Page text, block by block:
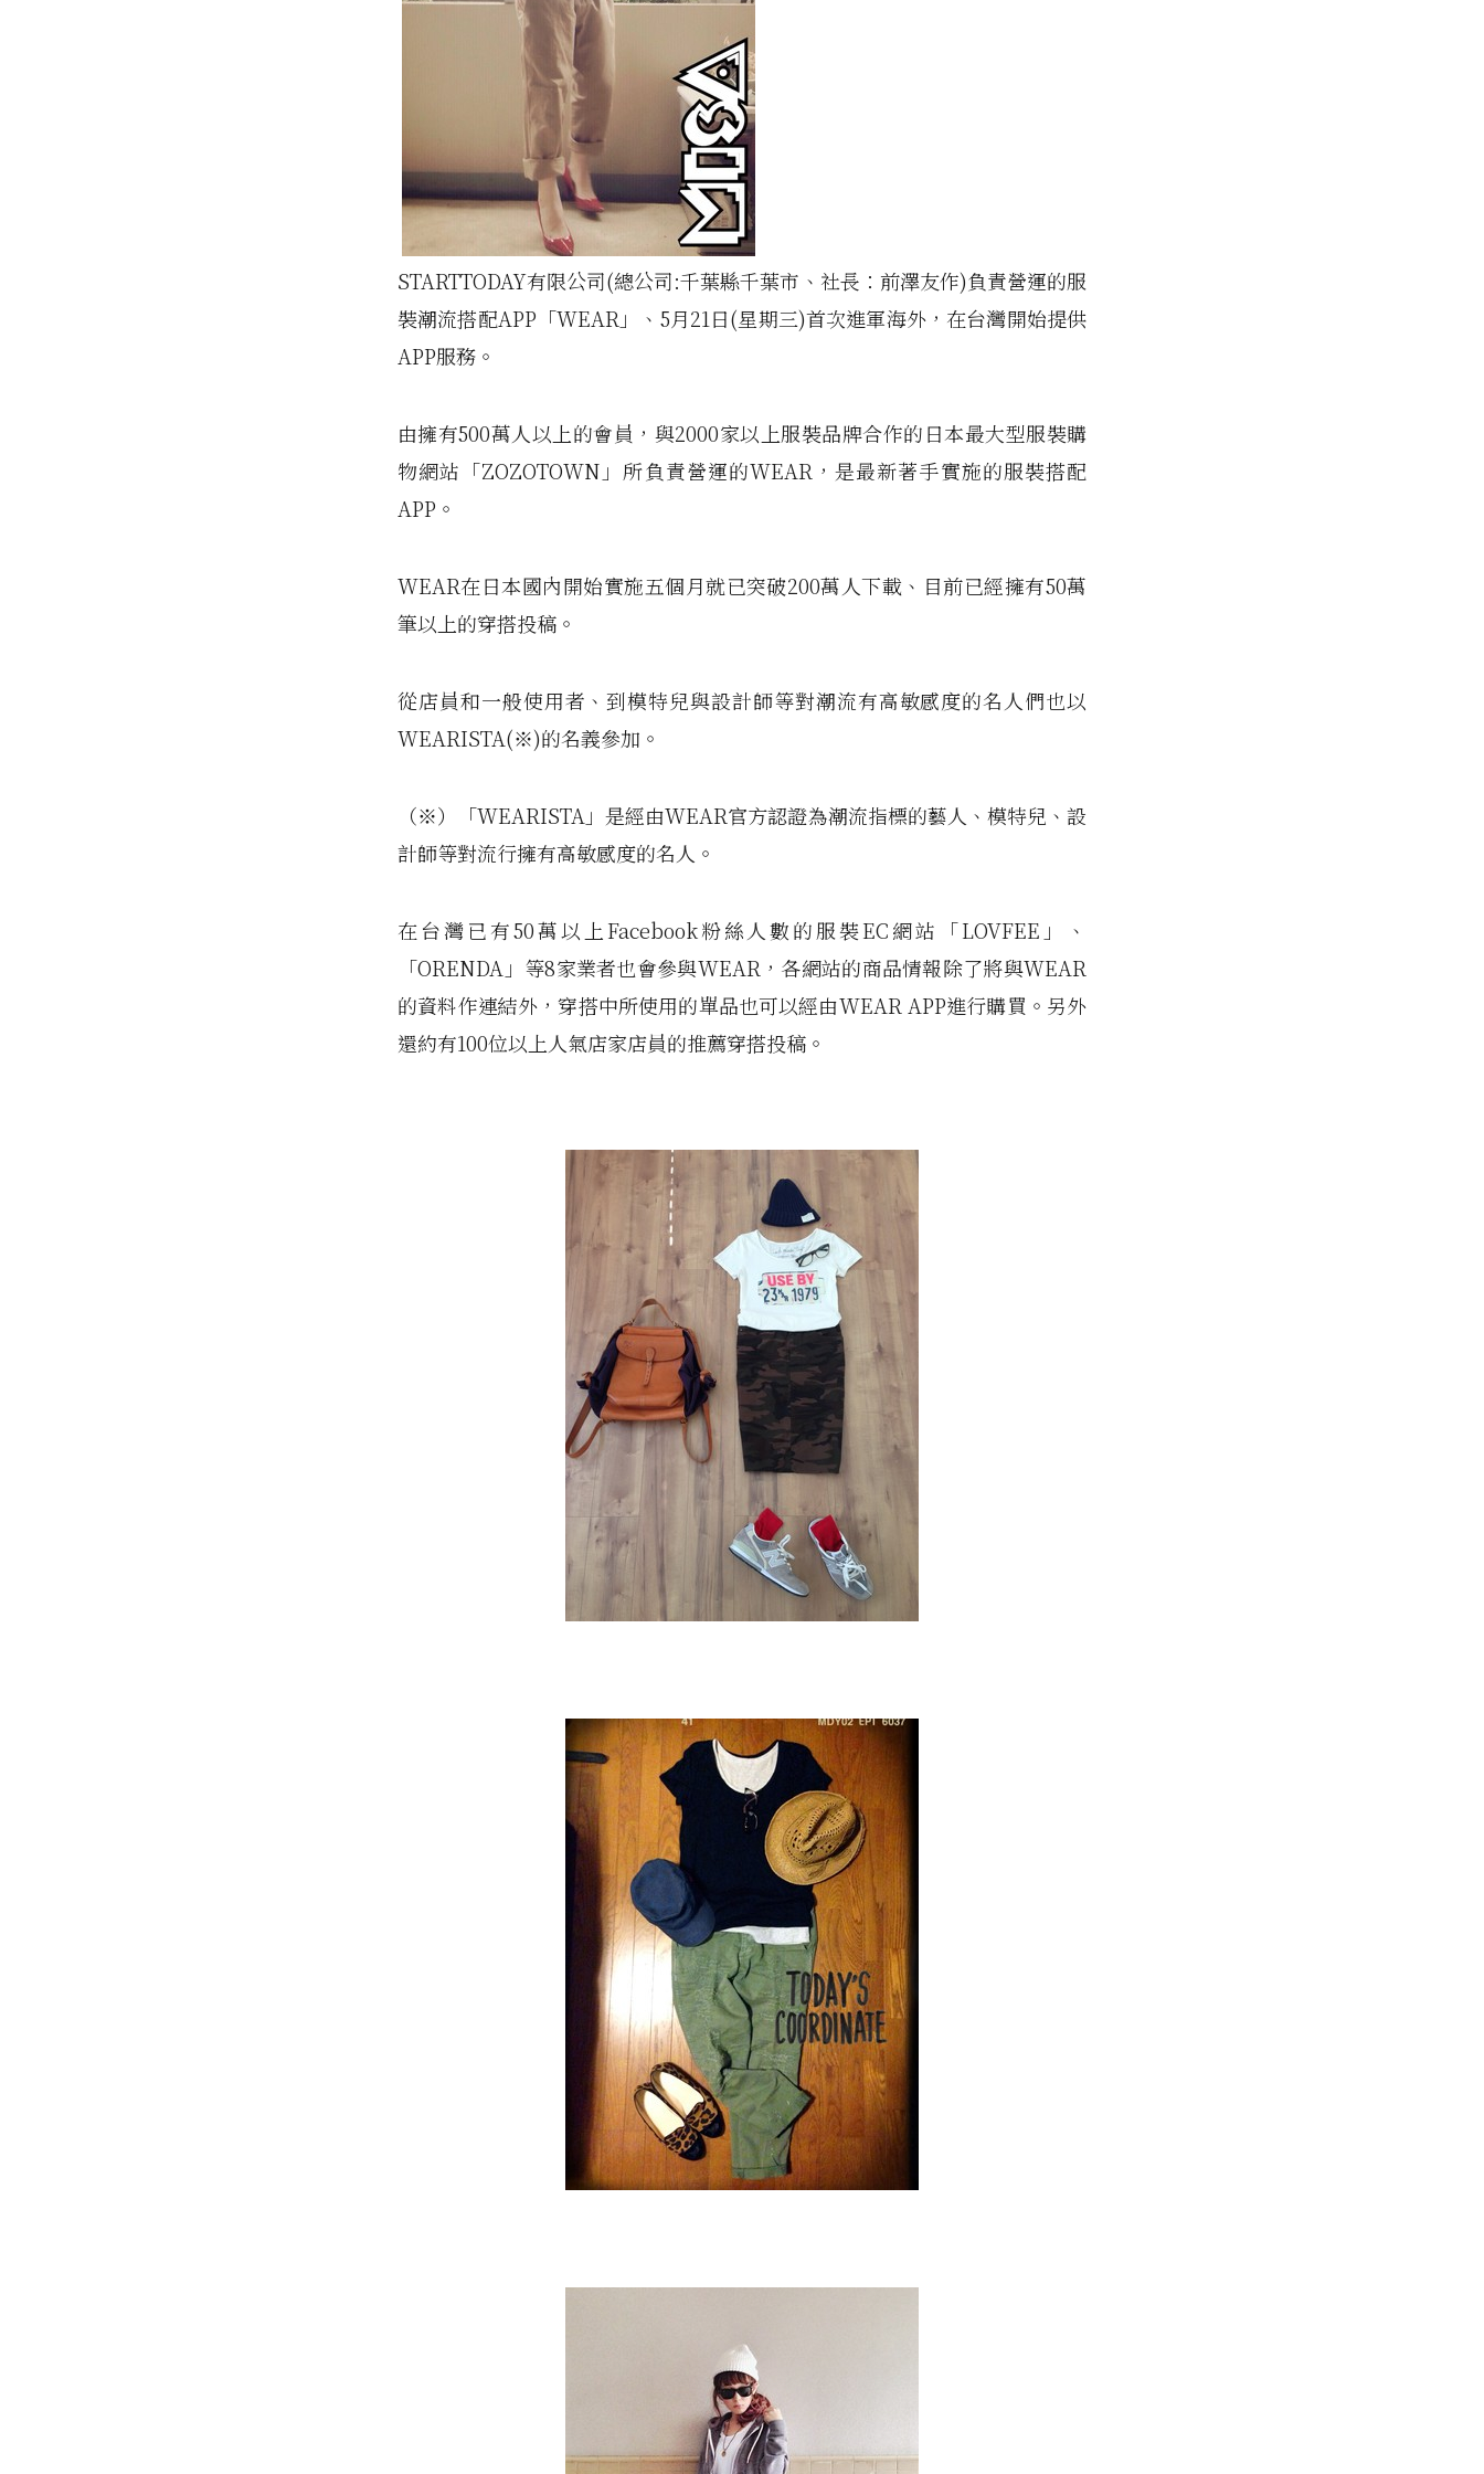
STARTTODAY有限公司(總公司:千葉縣千葉市、社長：前澤友作)負責營運的服
裝潮流搭配APP「WEAR」、5月21日(星期三)首次進軍海外，在台灣開始提供
APP服務。
由擁有500萬人以上的會員，與2000家以上服裝品牌合作的日本最大型服裝購
物網站「ZOZOTOWN」所負責營運的WEAR，是最新著手實施的服裝搭配
APP。
WEAR在日本國內開始實施五個月就已突破200萬人下載、目前已經擁有50萬
筆以上的穿搭投稿。
從店員和一般使用者、到模特兒與設計師等對潮流有高敏感度的名人們也以
WEARISTA(※)的名義參加。
（※）「WEARISTA」是經由WEAR官方認證為潮流指標的藝人、模特兒、設
計師等對流行擁有高敏感度的名人。
在台灣已有50萬以上Facebook粉絲人數的服裝EC網站「LOVFEE」、
「ORENDA」等8家業者也會參與WEAR，各網站的商品情報除了將與WEAR
的資料作連結外，穿搭中所使用的單品也可以經由WEAR APP進行購買。另外
還約有100位以上人氣店家店員的推薦穿搭投稿。